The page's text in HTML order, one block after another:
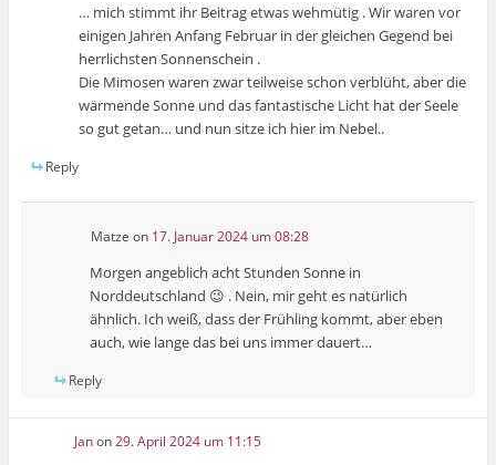
… mich stimmt ihr Beitrag etwas wehmütig . Wir waren vor
einigen Jahren Anfang Februar in der gleichen Gegend bei
herrlichsten Sonnenschein .
Die Mimosen waren zwar teilweise schon verblüht, aber die
wärmende Sonne und das fantastische Licht hat der Seele
so gut getan… und nun sitze ich hier im Nebel..
Reply
Matze on 17. Januar 2024 um 08:28
Morgen angeblich acht Stunden Sonne in
Norddeutschland 😉 . Nein, mir geht es natürlich
ähnlich. Ich weiß, dass der Frühling kommt, aber eben
auch, wie lange das bei uns immer dauert…
Reply
Janon29. April 2024 um 11:15